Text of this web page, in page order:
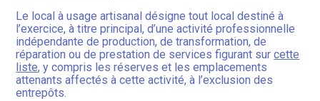
Le local à usage artisanal désigne tout local destiné à
l’exercice, à titre principal, d’une activité professionnelle
indépendante de production, de transformation, de
réparation ou de prestation de services figurant surcette
liste, y compris les réserves et les emplacements
attenants affectés à cette activité, à l’exclusion des
entrepôts.